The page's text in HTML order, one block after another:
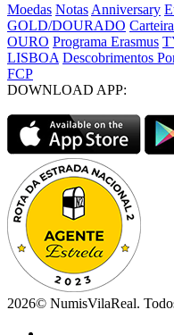
Moedas Notas Anniversary
GOLD/DOURADO
OURO Programa Erasmus
LISBOA Descobrimentos
FCP
DOWNLOAD APP:
2026© NumisVilaReal.